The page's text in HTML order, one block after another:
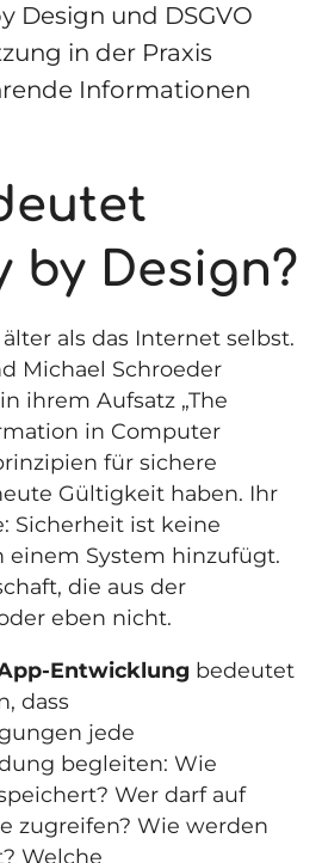
Design und DSGVO
in der Praxis
Informationen
by Design?
als das Internet selbst.
Michael Schroeder
ihrem Aufsatz „The
in Computer
für sichere
Gültigkeit haben. Ihr
Sicherheit ist keine
einem System hinzufügt.
die aus der
eben nicht.
Entwicklungbedeutet
dass
jede
begleiten: Wie
Wer darf auf
zugreifen? Wie werden
Welche